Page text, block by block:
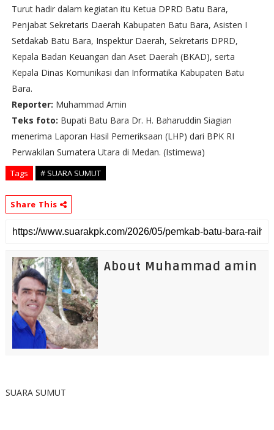
Turut hadir dalam kegiatan itu Ketua DPRD Batu Bara,
Penjabat Sekretaris Daerah Kabupaten Batu Bara, Asisten I
Setdakab Batu Bara, Inspektur Daerah, Sekretaris DPRD,
Kepala Badan Keuangan dan Aset Daerah (BKAD), serta
Kepala Dinas Komunikasi dan Informatika Kabupaten Batu
Bara.
Reporter: Muhammad Amin
Teks foto: Bupati Batu Bara Dr. H. Baharuddin Siagian
menerima Laporan Hasil Pemeriksaan (LHP) dari BPK RI
Perwakilan Sumatera Utara di Medan. (Istimewa)
Tags # SUARA SUMUT
Share This
About Muhammad amin
SUARA SUMUT